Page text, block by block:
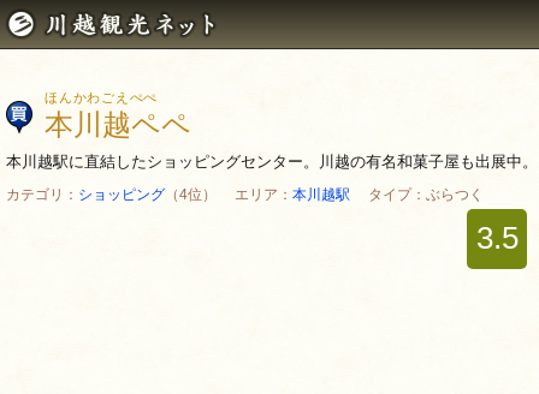
ほんかわごえぺぺ
本川越ペペ
本川越駅に直結したショッピングセンター。川越の有名和菓子屋も出展中。
カテゴリ： ショッピング （4位） エリア： 本川越駅 タイプ：ぶらつく
3.5